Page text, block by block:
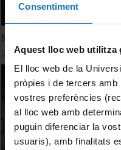
Consentiment
Aquest lloc web utilitza
El lloc web de la
pròpies i de tercers amb
vostres preferències
al lloc web amb
puguin diferenciar la
usuaris), amb finalitats
Miquel Martínez. És
2 abril, 2020